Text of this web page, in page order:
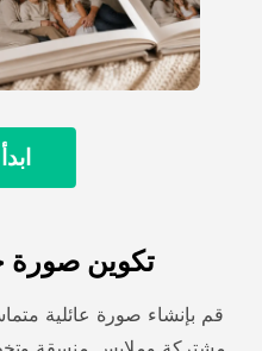
تكوين صورة
قم بإنشاء صورة عائلية